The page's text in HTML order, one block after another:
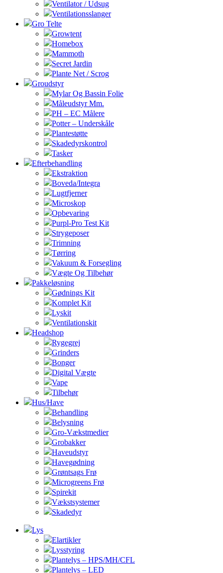
Ventilator / Udsug
Ventilationsslanger
Gro Telte
Growtent
Homebox
Mammoth
Secret Jardin
Plante Net / Scrog
Groudstyr
Mylar Og Bassin Folie
Måleudstyr Mm.
PH – EC Målere
Potter – Underskåle
Plantestøtte
Skadedyrskontrol
Tasker
Efterbehandling
Ekstraktion
Boveda/Integra
Lugtfjerner
Microskop
Opbevaring
Purpl-Pro Test Kit
Strygeposer
Trimning
Tørring
Vakuum & Forsegling
Vægte Og Tilbehør
Pakkeløsning
Gødnings Kit
Komplet Kit
Lyskit
Ventilationskit
Headshop
Rygegrej
Grinders
Bonger
Digital Vægte
Vape
Tilbehør
Hus/Have
Behandling
Belysning
Gro-Vækstmedier
Grobakker
Haveudstyr
Havegødning
Grøntsags Frø
Microgreens Frø
Spirekit
Vækstsystemer
Skadedyr
Lys
Elartikler
Lysstyring
Plantelys – HPS/MH/CFL
Plantelys – LED